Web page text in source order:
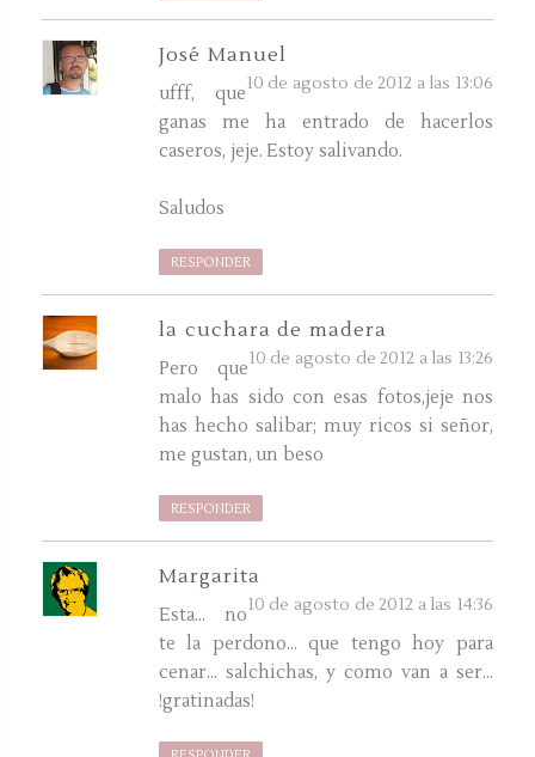
José Manuel
10 de agosto de 2012 a las 13:06
ufff, que
ganas me ha entrado de hacerlos
caseros, jeje. Estoy salivando.
Saludos
RESPONDER
la cuchara de madera
10 de agosto de 2012 a las 13:26
Pero que
malo has sido con esas fotos,jeje nos
has hecho salibar; muy ricos si señor,
me gustan, un beso
RESPONDER
Margarita
10 de agosto de 2012 a las 14:36
Esta... no
te la perdono... que tengo hoy para
cenar... salchichas, y como van a ser...
!gratinadas!